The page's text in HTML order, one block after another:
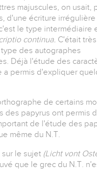
majuscules, on usait,
d'une écriture
le type intermédiaire
continua. C'était très
des autographes
Déjà l'étude des
a permis d'expliquer
de certains
des papyrus ont permis
de l'étude des
même du N.T.
sur le sujet (Licht vont
que le grec du N.T.